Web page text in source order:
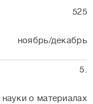
525
ноябрь/декабрь
5.
о материалах